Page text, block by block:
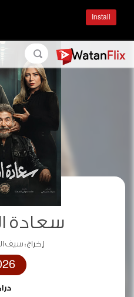
سعادة
إخراج :سيف
Install